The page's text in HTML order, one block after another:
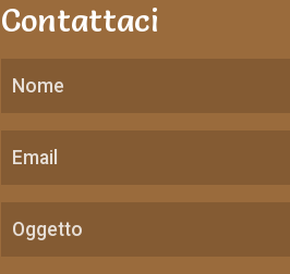
Contattaci